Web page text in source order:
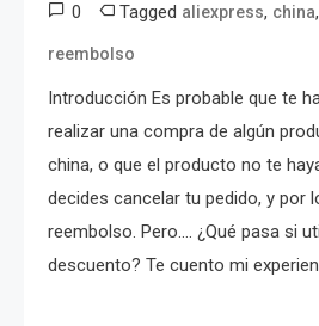
0 Tagged aliexpress, china,
reembolso
Introducción Es probable que te
realizar una compra de algún
china, o que el producto no te
decides cancelar tu pedido, y por
reembolso. Pero…. ¿Qué pasa si
descuento? Te cuento mi